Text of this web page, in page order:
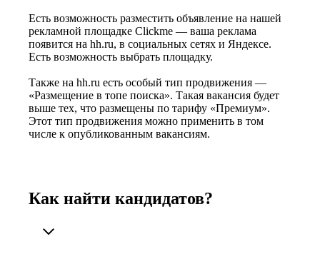
Есть возможность разместить объявление на нашей
рекламной площадке Clickme — ваша реклама
появится на hh.ru, в социальных сетях и Яндексе.
Есть возможность выбрать площадку.
Также на hh.ru есть особый тип продвижения —
«Размещение в топе поиска». Такая вакансия будет
выше тех, что размещены по тарифу «Премиум».
Этот тип продвижения можно применить в том
числе к опубликованным вакансиям.
Как найти кандидатов?